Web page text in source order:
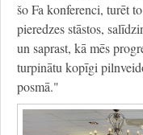
šo Fa konferenci, turēt
pieredzes stāstos,
un saprast, kā mēs
turpinātu kopīgi
posmā."